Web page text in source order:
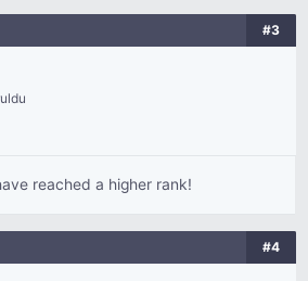
#3
reached a higher rank!
#4